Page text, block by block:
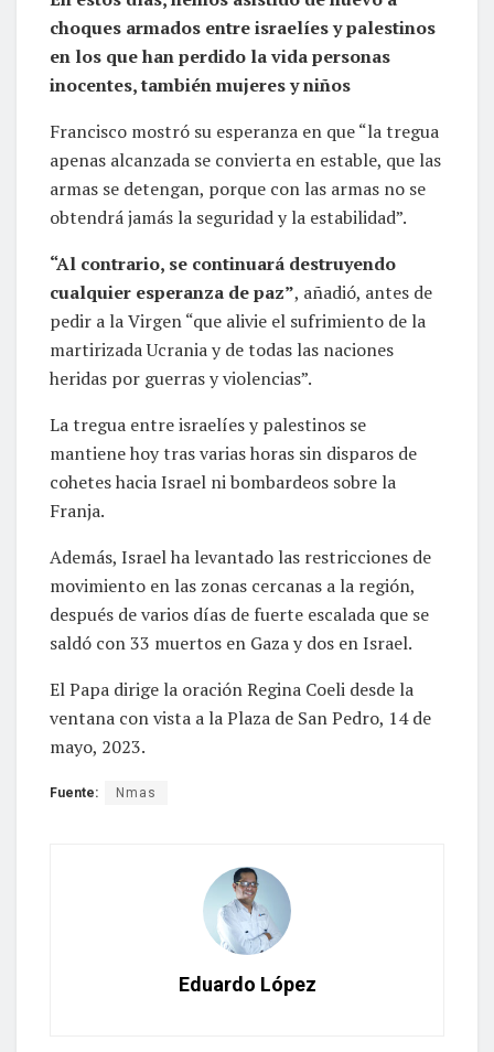
choques armados entre israelíes y palestinos
en los que han perdido la vida personas
inocentes, también mujeres y niños
Francisco mostró su esperanza en que “la tregua
apenas alcanzada se convierta en estable, que las
armas se detengan, porque con las armas no se
obtendrá jamás la seguridad y la estabilidad”.
“Al contrario, se continuará destruyendo
cualquier esperanza de paz”, añadió, antes de
pedir a la Virgen “que alivie el sufrimiento de la
martirizada Ucrania y de todas las naciones
heridas por guerras y violencias”.
La tregua entre israelíes y palestinos se
mantiene hoy tras varias horas sin disparos de
cohetes hacia Israel ni bombardeos sobre la
Franja.
Además, Israel ha levantado las restricciones de
movimiento en las zonas cercanas a la región,
después de varios días de fuerte escalada que se
saldó con 33 muertos en Gaza y dos en Israel.
El Papa dirige la oración Regina Coeli desde la
ventana con vista a la Plaza de San Pedro, 14 de
mayo, 2023.
Fuente: Nmas
Eduardo López